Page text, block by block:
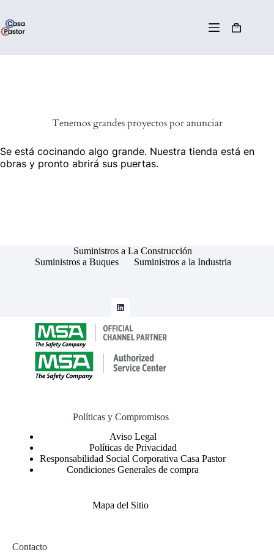
Tenemos grandes proyectos por anunciar
Se está cocinando algo grande. Nuestra tienda está en
obras y pronto abrirá sus puertas.
Suministros a La Construcción
Suministros a Buques
Suministros a la Industria
Políticas y Compromisos
Políticas de Privacidad
Responsabilidad Social Corporativa Casa Pastor
Condiciones Generales de compra
Mapa del Sitio
Contacto